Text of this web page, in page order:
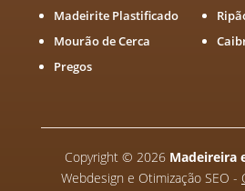
Madeirite Plastificado
Mourão de Cerca
Pregos
Copyright© 2026 Madeireira
Webdesign e Otimização SEO -